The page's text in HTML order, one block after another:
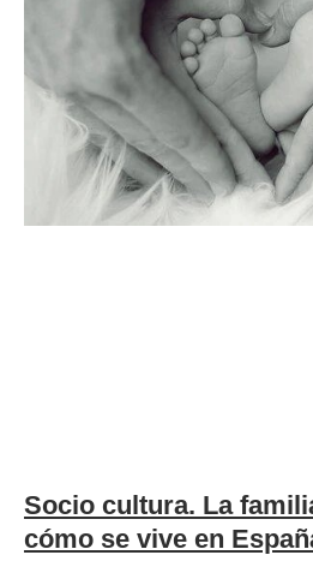
Socio cultura. La
cómo se vive en